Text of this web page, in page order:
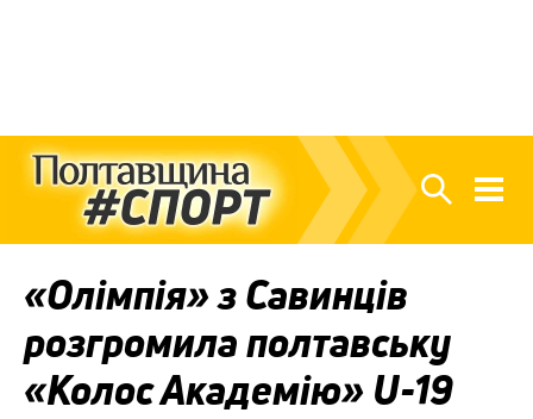
«Олімпія» з Савинців
розгромила полтавську
«Колос Академію» U-19